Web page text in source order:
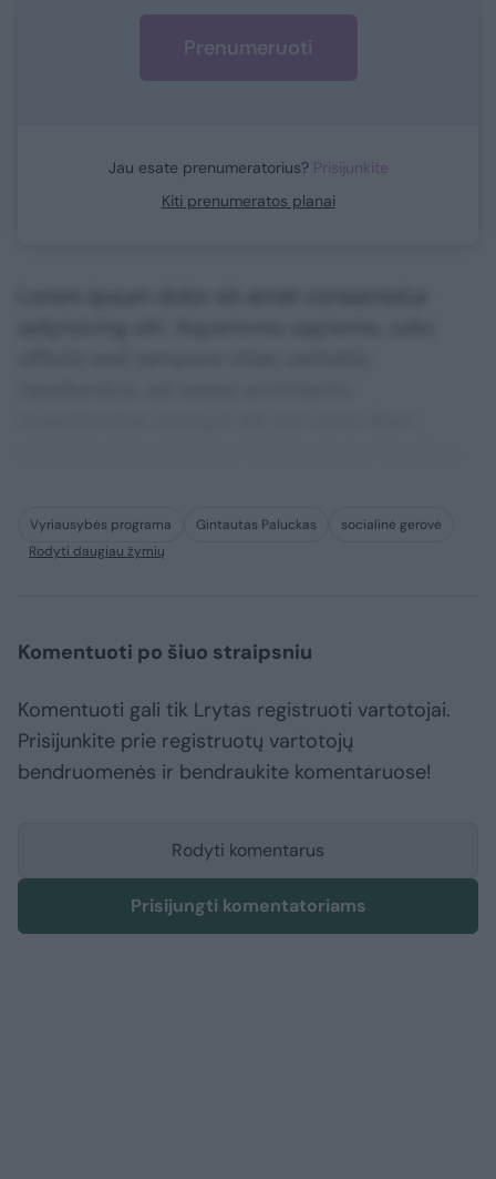
Prenumeruoti
Jau esate prenumeratorius? Prisijunkite
Kiti prenumeratos planai
Vyriausybės programa Gintautas Paluckas
socialinė gerovė
Rodyti daugiau žymių
Komentuoti po šiuo straipsniu
Komentuoti gali tik Lrytas registruoti vartotojai.
Prisijunkite prie registruotų vartotojų
bendruomenės ir bendraukite komentaruose!
Rodyti komentarus
Prisijungti komentatoriams